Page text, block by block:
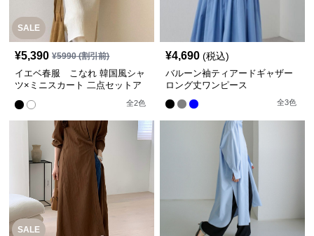
SALE
¥5,390 ¥5990(割引前)
イエベ春服 こなれ 韓国風シャ
ツ×ミニスカート 二点セットア
全2色
¥4,690 (税込)
バルーン袖ティアードギャザー
ロング丈ワンピース
全3色
SALE